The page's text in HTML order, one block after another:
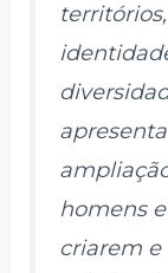
homens
criarem e